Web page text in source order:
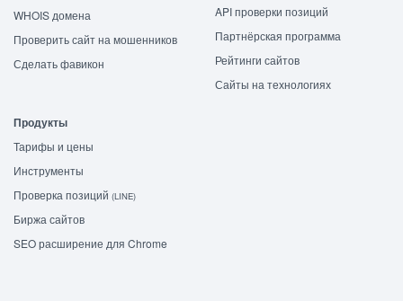
WHOIS домена
Проверить сайт на мошенников
Сделать фавикон
API проверки позиций
Партнёрская программа
Рейтинги сайтов
Сайты на технологиях
Продукты
Тарифы и цены
Инструменты
Проверка позиций (LINE)
Биржа сайтов
SEO расширение для Chrome